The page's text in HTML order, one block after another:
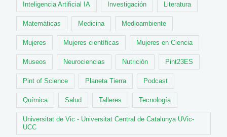
Inteligencia Artificial IA Investigación Literatura
Matemáticas Medicina Medioambiente
Mujeres Mujeres científicas Mujeres en Ciencia
Museos Neurociencias Nutrición Pint23ES
Pint of Science Planeta Tierra Podcast
Química Salud Talleres Tecnología
Universitat de Vic - Universitat Central de Catalunya UVic-
UCC